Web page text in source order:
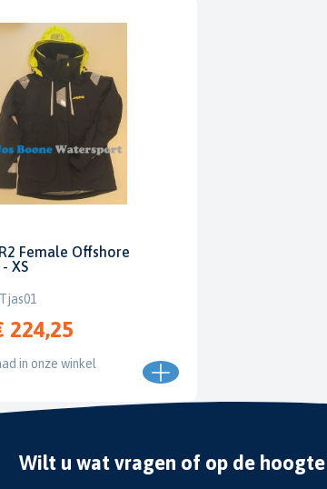
Female Offshore
XS
224,25
in onze winkel
Wilt u wat vragen of op de